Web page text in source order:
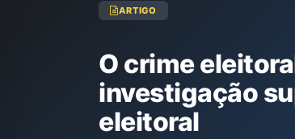
ARTIGO
O crime
investigação
eleitoral